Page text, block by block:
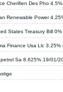
Cherifien Des Pho 4.5%
Renewable Power
States Treasury Bill 0%
Finance Usa Llc 3.25%
Sa 8.625% 19/01/